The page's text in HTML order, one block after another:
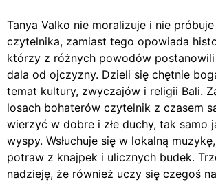
Tanya Valko nie moralizuje i nie
czytelnika, zamiast tego opowiada
którzy z różnych powodów
dala od ojczyzny. Dzieli się chętnie
temat kultury, zwyczajów i religii Bali.
losach bohaterów czytelnik z czasem
wierzyć w dobre i złe duchy, tak samo
wyspy. Wsłuchuje się w lokalną
potraw z knajpek i ulicznych budek.
nadzieję, że również uczy się czegoś